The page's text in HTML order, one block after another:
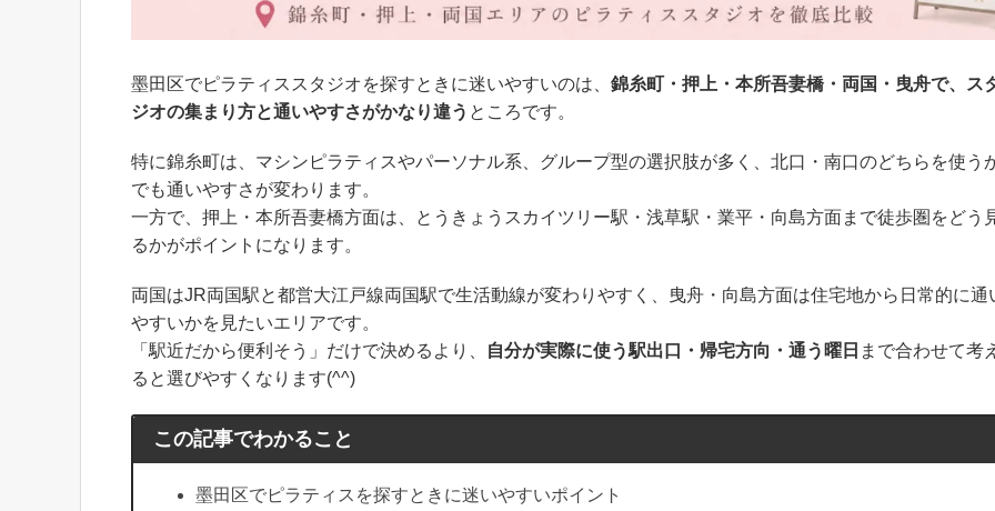
墨田区でピラティススタジオを探すときに迷いやすいのは、 錦糸町・押上・本所吾妻橋・両国・曳舟で、ス
ジオの集まり方と通いやすさがかなり違う ところです。
特に錦糸町は、マシンピラティスやパーソナル系、グループ型の選択肢が多く、北口・南口のどちらを使う
でも通いやすさが変わります。
一方で、押上・本所吾妻橋方面は、とうきょうスカイツリー駅・浅草駅・業平・向島方面まで徒歩圏をどう
るかがポイントになります。
両国はJR両国駅と都営大江戸線両国駅で生活動線が変わりやすく、曳舟・向島方面は住宅地から日常的に通
やすいかを見たいエリアです。
「駅近だから便利そう」だけで決めるより、
自分が実際に使う駅出口・帰宅方向・通う曜日 まで合わせて考
ると選びやすくなります(^^)
この記事でわかること
墨田区でピラティスを探すときに迷いやすいポイント